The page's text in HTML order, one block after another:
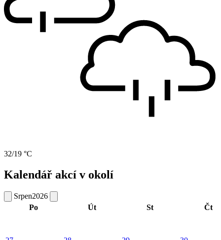
32/19 °C
Kalendář akcí v okolí
Srpen2026
Po
Út St Čt